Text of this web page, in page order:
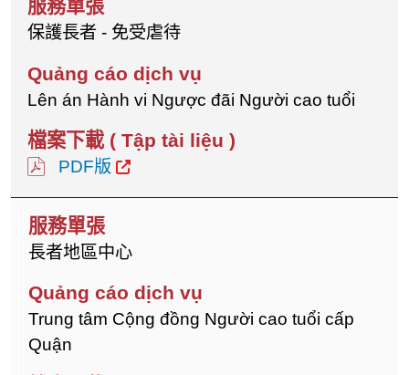
保護長者 - 免受虐待
Lên án Hành vi Ngược đãi Người cao tuổi
PDF版
長者地區中心
Trung tâm Cộng đồng Người cao tuổi cấp
Quận